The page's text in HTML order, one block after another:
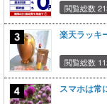
閲覧総数
楽天ラッキ
閲覧総数
スマホは常